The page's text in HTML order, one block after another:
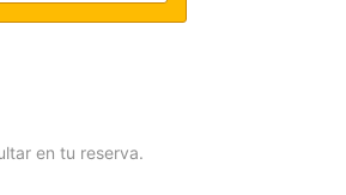
en tu reserva.